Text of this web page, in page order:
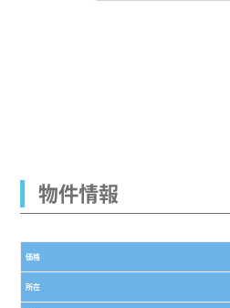
物件情報
価格
所在